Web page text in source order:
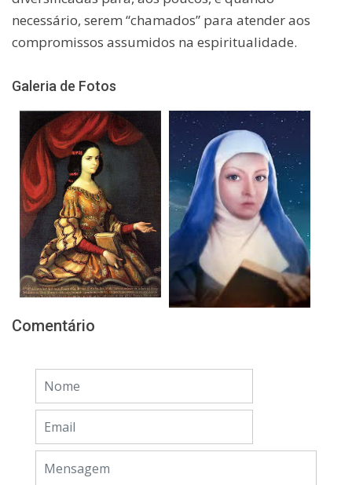
necessário, serem “chamados” para atender aos
compromissos assumidos na espiritualidade.
Galeria de Fotos
Comentário